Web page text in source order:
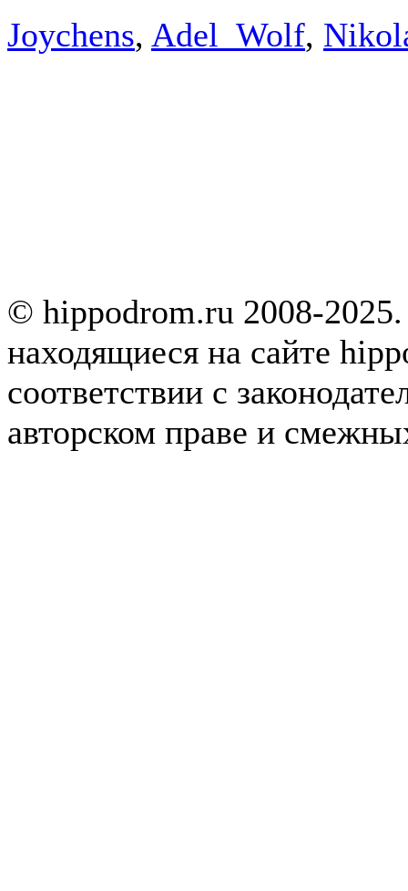
Joychens, Adel_Wolf,
© hippodrom.ru 2008-
находящиеся на сайте
соответствии с
авторском праве и